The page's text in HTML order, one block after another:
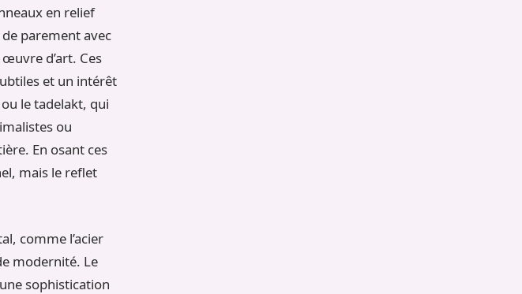
en relief
parement avec
d’art. Ces
et un intérêt
le tadelakt, qui
ou
En osant ces
mais le reflet
comme l’acier
modernité. Le
sophistication